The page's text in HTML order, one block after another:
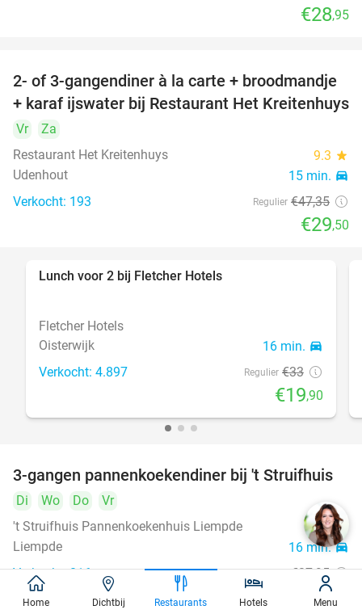
€28,95
38%
2- of 3-gangendiner à la carte + broodmandje
+ karaf ijswater bij Restaurant Het Kreitenhuys
Vr
Za
Restaurant Het Kreitenhuys
9.3 star
Udenhout 15 min. directions_car
Verkocht: 193 Regulier €47,35
€29,50
Lunch voor 2 bij Fletcher Hotels
Fletcher Hotels
Oisterwijk
16 min. directions_car
Verkocht: 4.897 Regulier €33
€19,90
43%
3-gangen pannenkoekendiner bij 't Struifhuis
Di Wo Do
Vr
't Struifhuis Pannenkoekenhuis Liempde
9.4star
Liempde 16 min.directions_car
Verkocht: 816 €27,95
€15,95
Home Dichtbij Restaurants Hotels Menu